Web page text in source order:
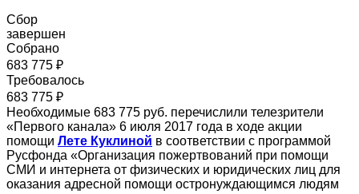
Сбор
завершен
Собрано
683 775 ₽
Требовалось
683 775 ₽
Необходимые 683 775 руб. перечислили телезрители
«Первого канала» 6 июля 2017 года в ходе акции
помощи Лете Куклиной в соответствии с программой
Русфонда «Организация пожертвований при помощи
СМИ и интернета от физических и юридических лиц для
оказания адресной помощи остронуждающимся людям